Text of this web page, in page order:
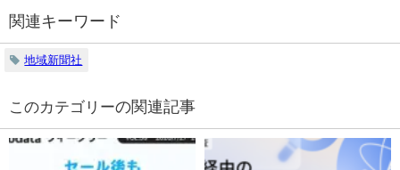
関連キーワード
地域新聞社
の関連記事